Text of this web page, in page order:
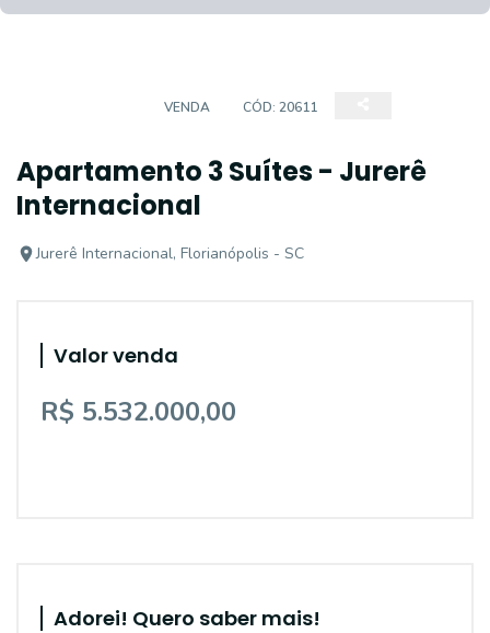
VENDA CÓD: 20611
Apartamento 3 Suítes - Jurerê
Internacional
Jurerê Internacional, Florianópolis - SC
Valor venda
R$ 5.532.000,00
Adorei! Quero saber mais!